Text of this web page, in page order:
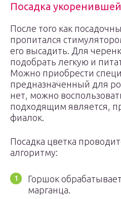
Посадка
После того как
пропитался
его высадить. Для
подобрать легкую и
Можно приобрести
предназначенный для
нет, можно
подходящим является,
фиалок.
Посадка цветка
алгоритму:
Горшок
марганца.